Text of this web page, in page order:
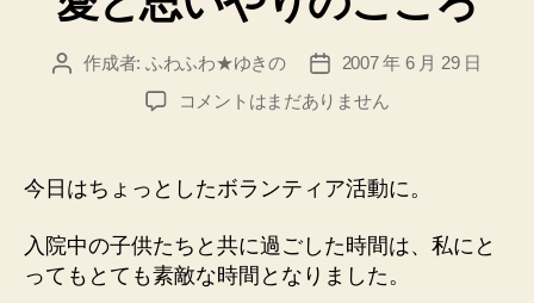
リ
投 作成者: ふわふわ★ゆきの
投
稿
日
2007 年 6 月 29 日
愛
い
や
の
こ
コメントはまだありません
今日はちょっとしたボランティア活動に。
入院中の子供たちと共に過ごした時間は、私にと
ってもとても素敵な時間となりました。